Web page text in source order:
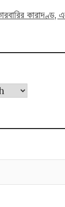
কারাদণ্ড,